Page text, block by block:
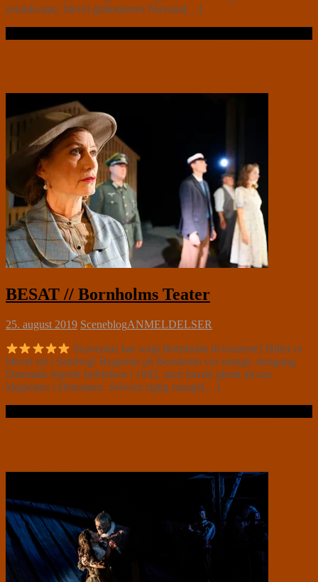
soundscape, blevet gråtonernes Nirvana[…]
BESAT // Bornholms Teater
25. august 2019 SceneblogANMELDELSER
Scavenius har solgt Bornholm til russerne! Hitler er
blevet set i Sandvig! Rygterne på Bornholm var mange, dengang
Danmark fejrede befrielsen i 1945, men havde glemt alt om
klippeøen i Østersøen. Selvom rigtig mange[…]